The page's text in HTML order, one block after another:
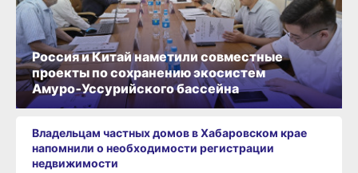
Россия и Китай наметили совместные
проекты по сохранению экосистем
Амуро‑Уссурийского бассейна
Владельцам частных домов в Хабаровском крае
напомнили о необходимости регистрации
недвижимости